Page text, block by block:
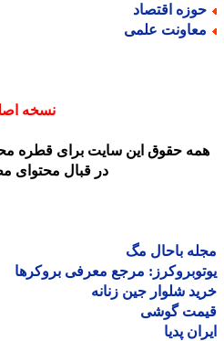
اقتصاد
علمی
نسخه اصلی
حقوق این سایت برای قطره
در قبال محتوای
باحال مگ
مرجع معرفی بروکرها
شلوار جین زنانه
گوشی
پدیا